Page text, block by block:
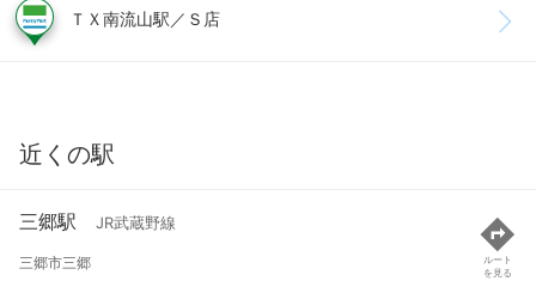
ＴＸ南流山駅／Ｓ店
近くの駅
三郷駅 JR武蔵野線
三郷市三郷
ルート
を見る